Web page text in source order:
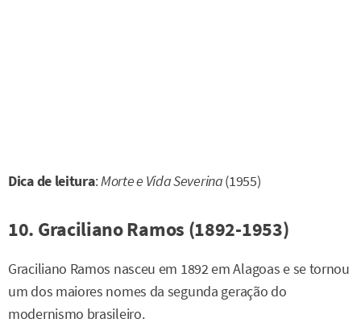
Dica de leitura:Morte e Vida Severina(1955)
10. Graciliano Ramos (1892-1953)
Graciliano Ramos nasceu em 1892 em Alagoas e se tornou
um dos maiores nomes da segunda geração do
modernismo brasileiro.